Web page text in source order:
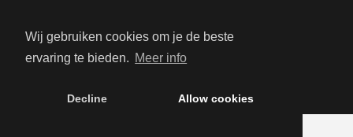
Wij gebruiken cookies om je de beste
ervaring te bieden. Meer info
Decline Allow cookies
Algemene Voorwaarden
Adverteren